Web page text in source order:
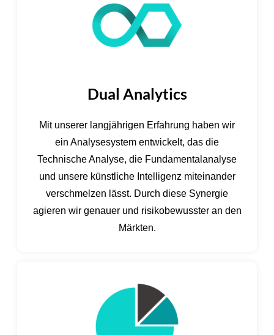
Dual Analytics
Mit unserer langjährigen Erfahrung haben wir
ein Analysesystem entwickelt, das die
Technische Analyse, die Fundamentalanalyse
und unsere künstliche Intelligenz miteinander
verschmelzen lässt. Durch diese Synergie
agieren wir genauer und risikobewusster an den
Märkten.